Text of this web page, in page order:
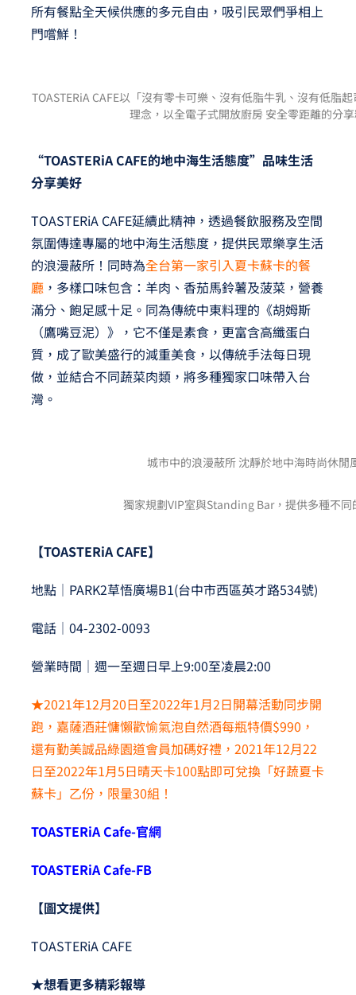
所有餐點全天候供應的多元自由，吸引民眾們爭相上
門嚐鮮！
TOASTERiA CAFE以「沒有零卡可樂、沒有低脂牛乳、沒有低脂
理念，以全電子式開放廚房 安全零距離的分
“TOASTERiA CAFE的地中海生活態度”品味生活
分享美好
TOASTERiA CAFE延續此精神，透過餐飲服務及空間
氛圍傳達專屬的地中海生活態度，提供民眾樂享生活
的浪漫蔽所！同時為全台第一家引入夏卡蘇卡的餐
廳，多樣口味包含：羊肉、香茄馬鈴薯及菠菜，營養
滿分、飽足感十足。同為傳統中東料理的《胡姆斯
（鷹嘴豆泥）》，它不僅是素食，更富含高纖蛋白
質，成了歐美盛行的減重美食，以傳統手法每日現
做，並結合不同蔬菜肉類，將多種獨家口味帶入台
灣。
城市中的浪漫蔽所 沈靜於地中海時尚休閒
獨家規劃VIP室與Standing Bar，提供多種不同
【TOASTERiA CAFE】
地點│PARK2草悟廣場B1(台中市西區英才路534號)
電話│04-2302-0093
營業時間│週一至週日早上9:00至凌晨2:00
★2021年12月20日至2022年1月2日開幕活動同步開
跑，嘉薩酒莊慵懶歡愉氣泡自然酒每瓶特價$990，
還有勤美誠品綠園道會員加碼好禮，2021年12月22
日至2022年1月5日晴天卡100點即可兌換「好蔬夏卡
蘇卡」乙份，限量30組！
TOASTERiA Cafe-官網
TOASTERiA Cafe-FB
【圖文提供】
TOASTERiA CAFE
★想看更多精彩報導